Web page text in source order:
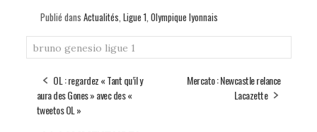
Publié dans Actualités, Ligue 1, Olympique lyonnais
bruno genesio ligue 1
OL : regardez « Tant qu’il y
aura des Gones » avec des «
tweetos OL »
Mercato : Newcastle relance
Lacazette